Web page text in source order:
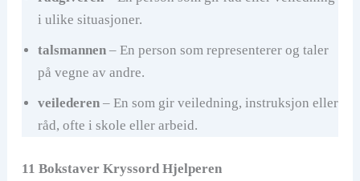
i ulike situasjoner.
talsmannen– En person som representerer og taler
på vegne av andre.
veilederen– En som gir veiledning, instruksjon eller
råd, ofte i skole eller arbeid.
11 Bokstaver Kryssord Hjelperen